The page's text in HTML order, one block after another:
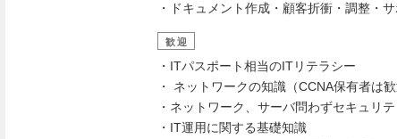
・ドキュメント作成・顧客折衝・調整・
歓迎
・ITパスポート相当のITリテラシー
・ ネットワークの知識（CCNA保有者は歓
・ネットワーク、サーバ問わずセキュリ
・IT運用に関する基礎知識